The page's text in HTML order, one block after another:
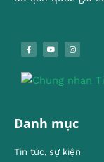
Danh mục
Tin tức, sự kiện